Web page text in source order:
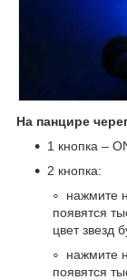
На панцире
1 кнопка –
2 кнопка:
нажмите
появятся
цвет звезд
нажмите
появятся